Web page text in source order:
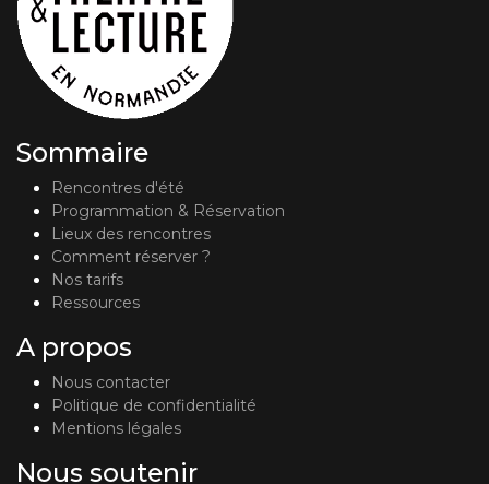
Sommaire
Rencontres d'été
Programmation & Réservation
Lieux des rencontres
Comment réserver ?
Nos tarifs
Ressources
A propos
Nous contacter
Politique de confidentialité
Mentions légales
Nous soutenir